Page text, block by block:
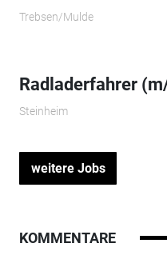
Trebsen/Mulde
Radladerfahrer
Steinheim
weitere Jobs
KOMMENTARE